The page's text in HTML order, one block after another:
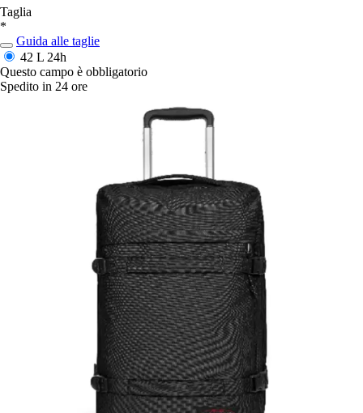
Taglia
*
Guida alle taglie
42 L 24h
Questo campo è obbligatorio
Spedito in 24 ore